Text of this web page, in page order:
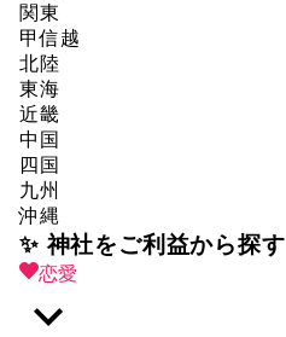
関東
甲信越
北陸
東海
近畿
中国
四国
九州
沖縄
✨ 神社をご利益から探す
恋愛